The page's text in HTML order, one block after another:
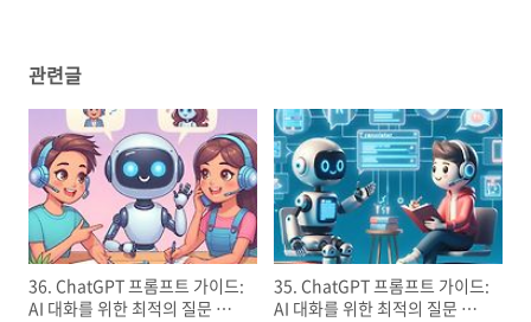
관련글
36. ChatGPT 프롬프트 가이드:
AI 대화를 위한 최적의 질문 방
35. ChatGPT 프롬프트 가이드:
AI 대화를 위한 최적의 질문 방